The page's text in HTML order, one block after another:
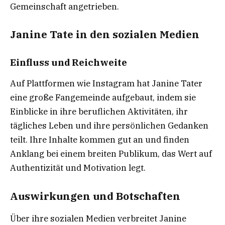
Gemeinschaft angetrieben.
Janine Tate in den sozialen Medien
Einfluss und Reichweite
Auf Plattformen wie Instagram hat Janine Tater
eine große Fangemeinde aufgebaut, indem sie
Einblicke in ihre beruflichen Aktivitäten, ihr
tägliches Leben und ihre persönlichen Gedanken
teilt. Ihre Inhalte kommen gut an und finden
Anklang bei einem breiten Publikum, das Wert auf
Authentizität und Motivation legt.
Auswirkungen und Botschaften
Über ihre sozialen Medien verbreitet Janine